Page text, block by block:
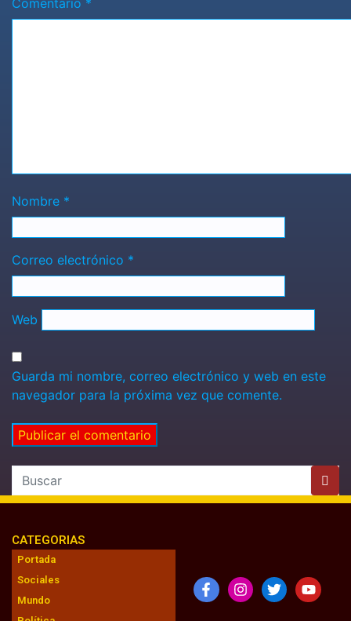
Nombre *
Correo electrónico *
Web
Guarda mi nombre, correo electrónico y web en este
navegador para la próxima vez que comente.
CATEGORIAS
Portada
Sociales
Mundo